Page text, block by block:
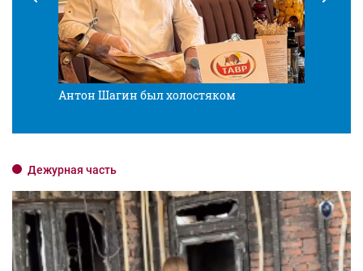
Антон Шагин был холостяком
Дежурная часть